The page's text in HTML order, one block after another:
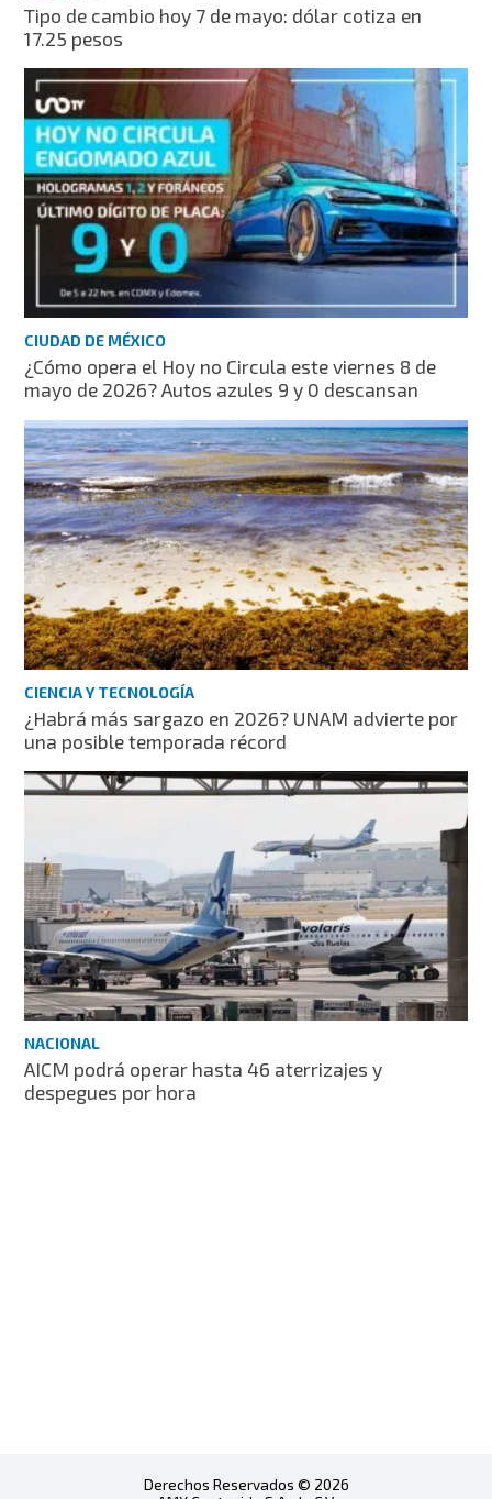
Tipo de cambio hoy 7 de mayo: dólar cotiza en
17.25 pesos
CIUDAD DE MÉXICO
¿Cómo opera el Hoy no Circula este viernes 8 de
mayo de 2026? Autos azules 9 y 0 descansan
CIENCIA Y TECNOLOGÍA
¿Habrá más sargazo en 2026? UNAM advierte por
una posible temporada récord
NACIONAL
AICM podrá operar hasta 46 aterrizajes y
despegues por hora
Derechos Reservados © 2026